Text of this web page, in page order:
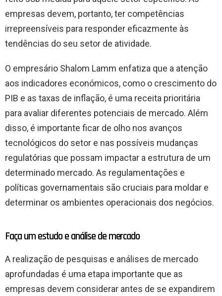
empresas devem, portanto, ter competências
irrepreensíveis para responder eficazmente às
tendências do seu setor de atividade.
O empresário Shalom Lamm enfatiza que a atenção
aos indicadores económicos, como o crescimento do
PIB e as taxas de inflação, é uma receita prioritária
para avaliar diferentes potenciais de mercado. Além
disso, é importante ficar de olho nos avanços
tecnológicos do setor e nas possíveis mudanças
regulatórias que possam impactar a estrutura de um
determinado mercado. As regulamentações e
políticas governamentais são cruciais para moldar e
determinar os ambientes operacionais dos negócios.
Faça um estudo e análise de mercado
A realização de pesquisas e análises de mercado
aprofundadas é uma etapa importante que as
empresas devem considerar antes de se expandirem